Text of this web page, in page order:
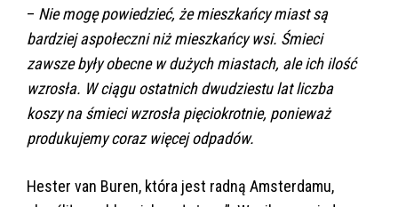
– Nie mogę powiedzieć, że mieszkańcy miast są
bardziej aspołeczni niż mieszkańcy wsi. Śmieci
zawsze były obecne w dużych miastach, ale ich ilość
wzrosła. W ciągu ostatnich dwudziestu lat liczba
koszy na śmieci wzrosła pięciokrotnie, ponieważ
produkujemy coraz więcej odpadów.
Hester van Buren, która jest radną Amsterdamu,